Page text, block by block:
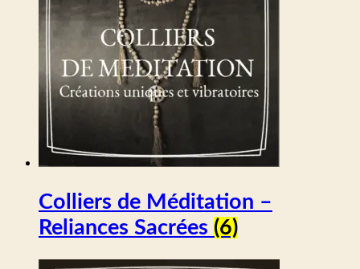
Colliers de Méditation –
Reliances Sacrées (6)